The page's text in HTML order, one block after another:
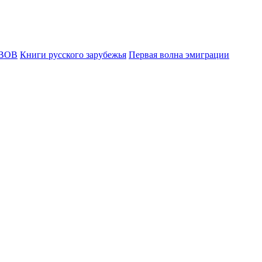
Книги русского зарубежья Первая волна эмиграции